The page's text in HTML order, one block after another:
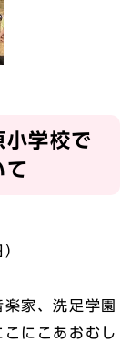
小学校で
て
家、洗足学園
にこあおむし